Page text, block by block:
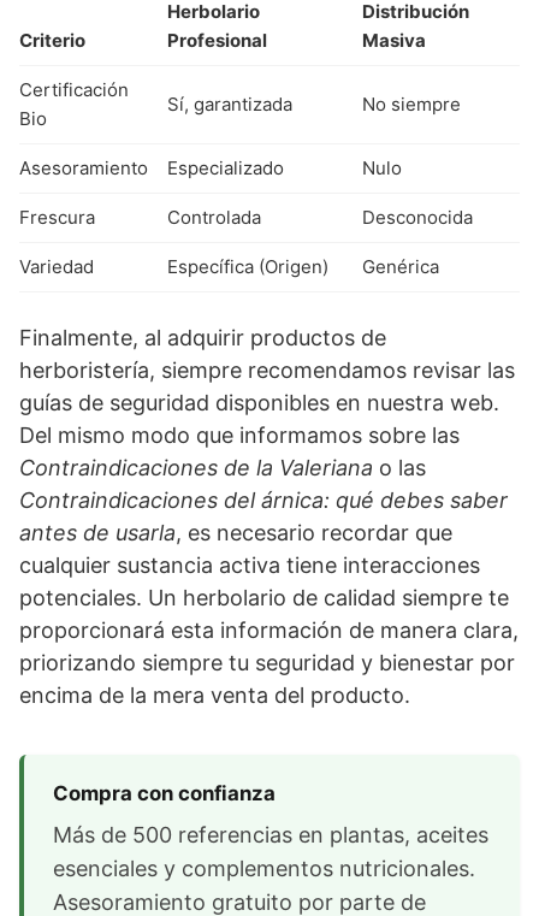
Criterio
Herbolario
Profesional
Distribución
Masiva
Certificación
Bio
Sí, garantizada No siempre
Asesoramiento Especializado Nulo
Frescura Controlada Desconocida
Variedad Específica (Origen) Genérica
Finalmente, al adquirir productos de
herboristería, siempre recomendamos revisar las
guías de seguridad disponibles en nuestra web.
Del mismo modo que informamos sobre las
Contraindicaciones de la Valeriana o las
Contraindicaciones del árnica: qué debes saber
antes de usarla, es necesario recordar que
cualquier sustancia activa tiene interacciones
potenciales. Un herbolario de calidad siempre te
proporcionará esta información de manera clara,
priorizando siempre tu seguridad y bienestar por
encima de la mera venta del producto.
Compra con confianza
Más de 500 referencias en plantas, aceites
esenciales y complementos nutricionales.
Asesoramiento gratuito por parte de